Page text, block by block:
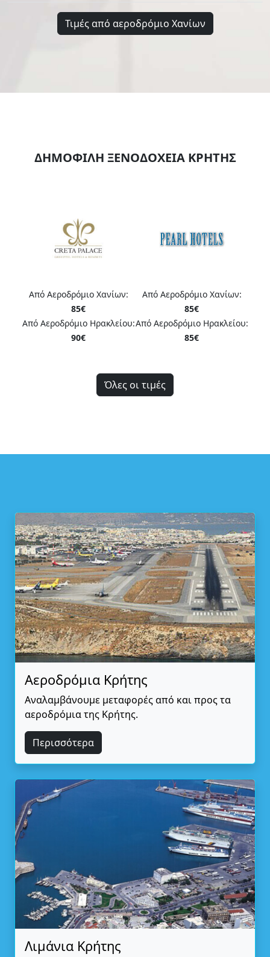
Τιμές από αεροδρόμιο Χανίων
ΔΗΜΟΦΙΛΗ ΞΕΝΟΔΟΧΕΙΑ ΚΡΗΤΗΣ
Από Αεροδρόμιο Χανίων:
85€
Από Αεροδρόμιο Ηρακλείου:
85€
Από Αεροδρόμιο Χανίων:
84€
Από Αεροδρόμιο Ηρακλείου:
84€
Όλες οι τιμές
Αεροδρόμια Κρήτης
Αναλαμβάνουμε μεταφορές από και προς τα
αεροδρόμια της Κρήτης.
Περισσότερα
Λιμάνια Κρήτης